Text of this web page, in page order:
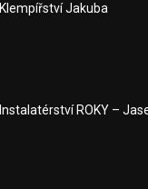
Klempířství Jakuba
Instalatérství ROKY –